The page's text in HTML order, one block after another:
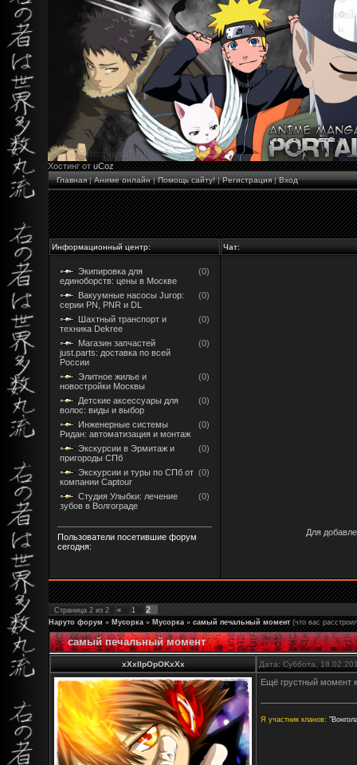
Хостинг отuCoz
Главная|Аниме онлайн|Помощь сайту!|Регистрация|Вход
Информационный центр: Чат:
Экипировка для
единоборств: цены в Москве
(0)
Вакуумные насосы Jurop:
серии PN, PNR и DL
(0)
Шахтный транспорт и
техника Dekree
(0)
Магазин запчастей
just.parts: доставка по всей
России
(0)
Элитное жилье и
новостройки Москвы
(0)
Детские аксессуары для
волос: виды и выбор
(0)
Инженерные системы
Ридан: автоматизация и монтаж
(0)
Экскурсии в Эрмитаж и
пригороды СПб
(0)
Экскурсии и туры по СПб от
компании Captour
(0)
Студия Улыбки: лечение
зубов в Волгограде
(0)
Пользователи посетившие форум
сегодня:
Для
Страница 2 из 2 « 1 2
Наруто форум » Мусорка » Мусорка » самый печальный момент (что вас
самый печальный момент
xXxIIpOpOKxXx Дата: Суббота,
Ещё грустный момент
Я участник кланов: